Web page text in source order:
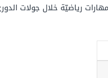
الذين أثبتوا قدرات ومهارات رياضيّة